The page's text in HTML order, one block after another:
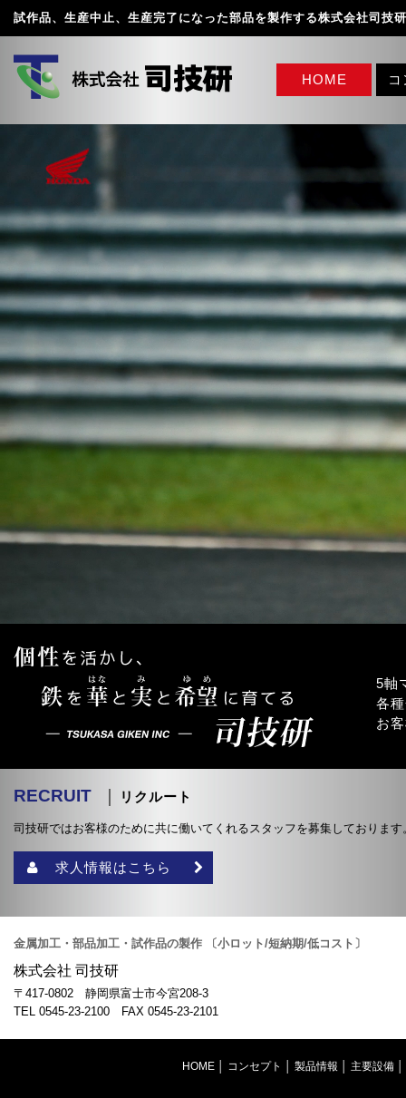
試作品、生産中止、生産完了になった部品を製作する株式会社司技
HOME
5軸
各
お
RECRUIT │ リクルート
司技研ではお客様のために共に働いてくれるスタッフを募集しております
求人情報はこちら
金属加工・部品加工・試作品の製作 〔小ロット/短納期/低コスト〕
株式会社 司技研
〒417-0802 静岡県富士市今宮208-3
TEL 0545-23-2100 FAX 0545-23-2101
HOME コンセプト 製品情報 主要設備